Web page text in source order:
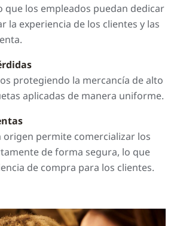
que los empleados puedan dedicar
la experiencia de los clientes y las
protegiendo la mercancía de alto
aplicadas de manera uniforme.
origen permite comercializar los
de forma segura, lo que
de compra para los clientes.